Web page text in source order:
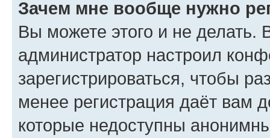
Зачем мне вообще нужно
Вы можете этого и не делать.
администратор настроил
зарегистрироваться, чтобы
менее регистрация даёт вам
которые недоступны